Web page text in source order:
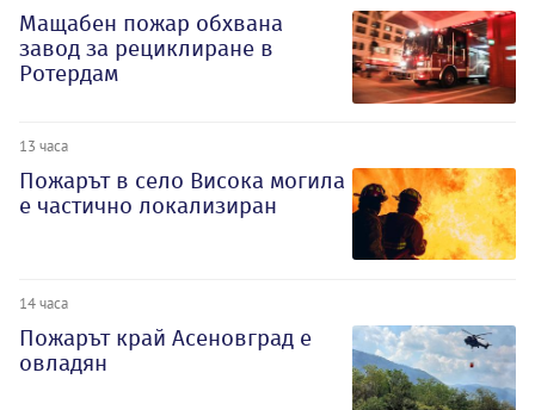
Мащабен пожар обхвана
завод за рециклиране в
Ротердам
13 часа
Пожарът в село Висока могила
е частично локализиран
14 часа
Пожарът край Асеновград е
овладян